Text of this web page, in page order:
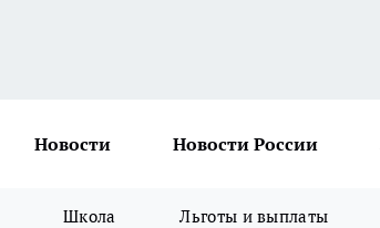
Новости Новости России
Школа Льготы и выплаты